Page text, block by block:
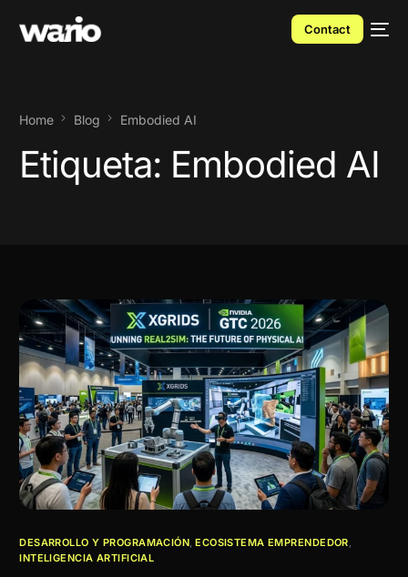
Contact
Home Blog Embodied AI
Etiqueta: Embodied AI
DESARROLLO Y PROGRAMACIÓN,ECOSISTEMA EMPRENDEDOR,
INTELIGENCIA ARTIFICIAL